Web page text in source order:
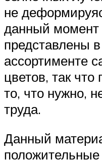
не
данный момент
представлены
ассортименте
цветов, так
то, что нужно,
труда.
Данный